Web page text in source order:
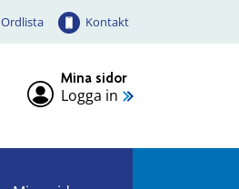
Ordlista Kontakt
Mina sidor
Logga in